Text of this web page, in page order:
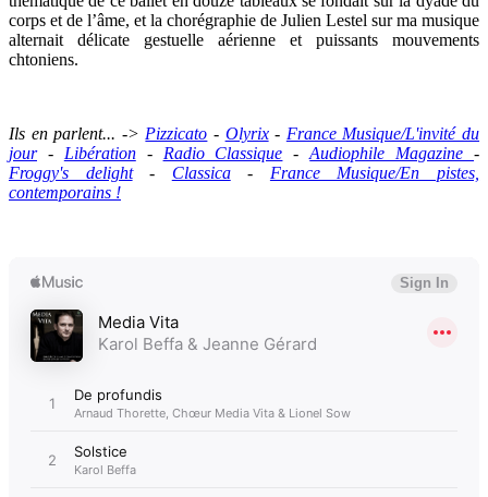
corps et de l’âme, et la chorégraphie de Julien Lestel sur ma musique
alternait délicate gestuelle aérienne et puissants mouvements
chtoniens.
Ils en parlent... -> Pizzicato - Olyrix- France Musique/L'invité du
jour- Libération- Radio Classique -Audiophile Magazine-
Froggy's delight- Classica- France Musique/En pistes,
contemporains !